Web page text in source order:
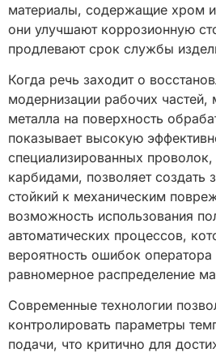
материалы, содержащие хром
они улучшают коррозионную
продлевают срок службы
Когда речь заходит о
модернизации рабочих частей,
металла на поверхность
показывает высокую
специализированных
карбидами, позволяет создать
стойкий к механическим
возможность использования
автоматических процессов,
вероятность ошибок
равномерное распределение
Современные технологии
контролировать параметры
подачи, что критично для